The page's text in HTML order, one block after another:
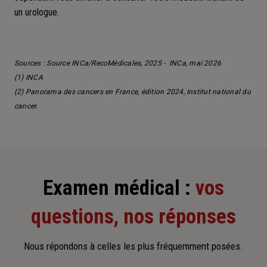
un urologue.
Sources : Source INCa/RecoMédicales, 2025 - INCa, mai 2026
(1) INCA
(2) Panorama des cancers en France, édition 2024, Institut national du
cancer.
Examen médical : vos
questions, nos réponses
Nous répondons à celles les plus fréquemment posées.